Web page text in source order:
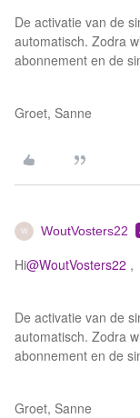
De activatie van de
automatisch. Zodra
abonnement en de
Groet, Sanne
W WoutVosters22
Hi@WoutVosters22 ,
De activatie van de
automatisch. Zodra
abonnement en de
Groet, Sanne